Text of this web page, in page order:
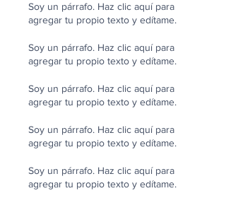
Soy un párrafo. Haz clic aquí para
agregar tu propio texto y edítame.
Soy un párrafo. Haz clic aquí para
agregar tu propio texto y edítame.
Soy un párrafo. Haz clic aquí para
agregar tu propio texto y edítame.
Soy un párrafo. Haz clic aquí para
agregar tu propio texto y edítame.
Soy un párrafo. Haz clic aquí para
agregar tu propio texto y edítame.